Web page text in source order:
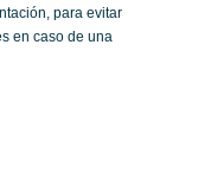
para evitar
en caso de una